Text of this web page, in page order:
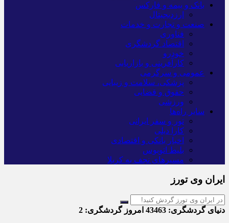
بانک و بیمه و فارکس
ارزدیجیتال
صنعت و تجارت و خدمات
فناوری
اقتصاد گردشگری
خودرو
کارآفرینی و بازاریابی
عمومی و سرگرمی
پزشکی، سلامت و زیبایی
حقوق و قضایی
ورزشی
سایر راه‌ها
تور و سفر ایرانی
کارا دیلی
اخبار بانکی و اقتصادی
بلیط اتوبوس
مسیرهای نجف به کربلا
ایران وی تورز
دنیای گردشگری: امروز گردشگری: